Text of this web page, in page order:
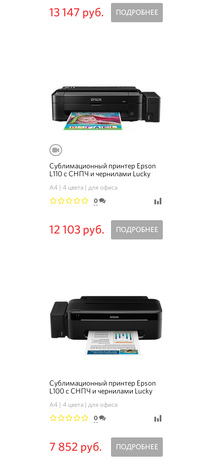
13 147 руб. ПОДРОБНЕЕ
Сублимационный принтер Epson
L110 с СНПЧ и чернилами Lucky
A4 4 цвета для офиса
0
12 103 руб. ПОДРОБНЕЕ
Сублимационный принтер Epson
L100 с СНПЧ и чернилами Lucky
A4 4 цвета для офиса
0
7 852 руб. ПОДРОБНЕЕ